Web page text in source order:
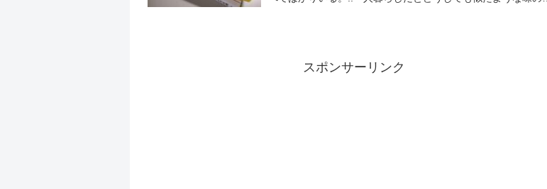
スポンサーリンク